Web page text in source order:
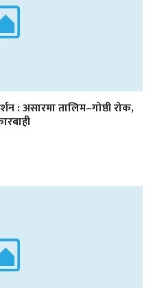
: असारमा तालिम–गोष्ठी रोक,